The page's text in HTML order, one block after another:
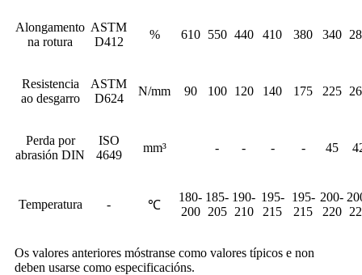
Alongamento
na rotura
ASTM
D412
% 610 550 440 410 380 340
Resistencia
ao desgarro
ASTM
D624
N/mm 90 100 120 140 175 225
Perda por
abrasión DIN
ISO
4649
mm³ - - - - 45
Temperatura - ℃
180-
200
185-
205
190-
210
195-
215
195-
215
200-
220
Os valores anteriores móstranse como valores típicos e non
deben usarse como especificacións.